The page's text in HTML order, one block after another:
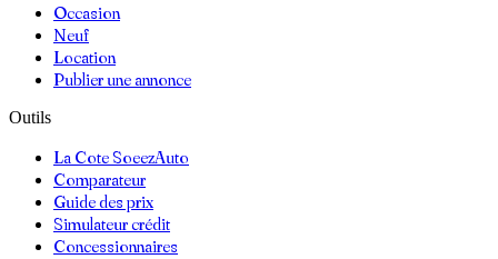
Occasion
Neuf
Location
Publier une annonce
Outils
La Cote SoeezAuto
Comparateur
Guide des prix
Simulateur crédit
Concessionnaires